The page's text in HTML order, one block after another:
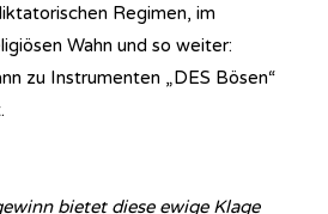
Regimen, im
Wahn und so weiter:
zu Instrumenten „DES Bösen“
bietet diese ewige Klage